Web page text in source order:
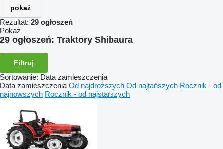
pokaż
Rezultat: 29 ogłoszeń
Pokaż
29 ogłoszeń: Traktory Shibaura
Filtruj
Sortowanie: Data zamieszczenia
Data zamieszczenia Od najdroższych Od najtańszych Rocznik - od
najnowszych Rocznik - od najstarszych